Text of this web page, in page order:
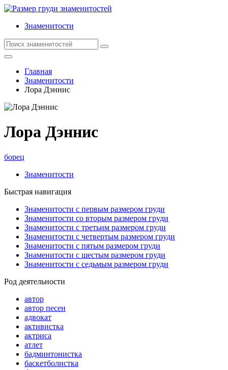
Знаменитости
Главная
Знаменитости
Лора Дэннис
Лора Дэннис
борец
Знаменитости
Быстрая навигация
Знаменитости с первым размером груди
Знаменитости со вторым размером груди
Знаменитости с третьим размером груди
Знаменитости с четвертым размером груди
Знаменитости с пятым размером груди
Знаменитости с шестым размером груди
Знаменитости с седьмым размером груди
Род деятельности
автор
автор песен
адвокат
активистка
актриса
атлет
бадминтонистка
баскетболистка